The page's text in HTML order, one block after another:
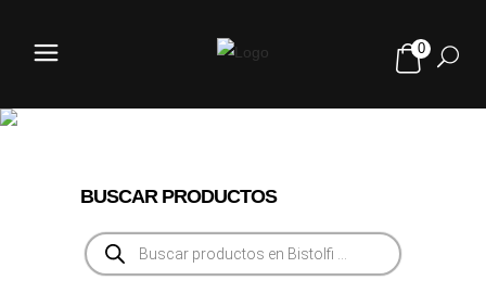
0
BUSCAR PRODUCTOS
Búsqueda
de
productos